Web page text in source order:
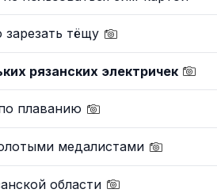
зарезать тёщу
рязанских электричек
плаванию
медалистами
области